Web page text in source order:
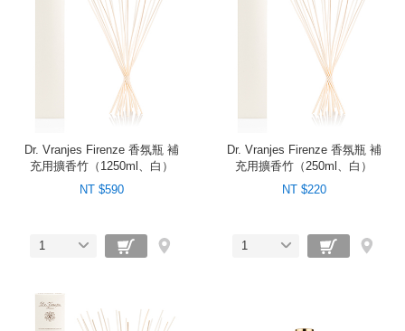
Dr. Vranjes Firenze 香氛瓶 補
充用擴香竹（1250ml、白）
NT $590
1
Dr. Vranjes Firenze 香氛瓶 補
充用擴香竹（250ml、白）
NT $220
1